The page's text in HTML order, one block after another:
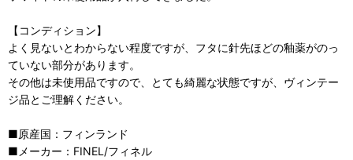
【コンディション】
よく見ないとわからない程度ですが、フタに針先ほどの釉薬がのっ
ていない部分があります。
その他は未使用品ですので、とても綺麗な状態ですが、ヴィンテー
ジ品とご理解ください。
■原産国：フィンランド
■メーカー：FINEL/フィネル